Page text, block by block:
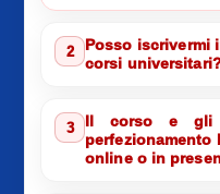
2
Posso iscrivermi
corsi
3
Il corso e gli
perfezionamento
online o in